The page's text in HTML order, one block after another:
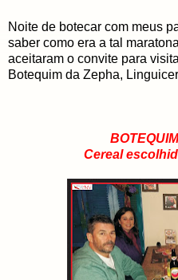
Noite de botecar com meus
saber como era a tal
aceitaram o convite para
Botequim da Zepha,
Cereal